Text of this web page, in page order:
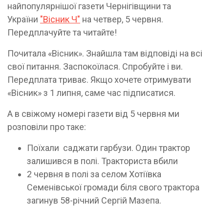
найпопулярнішої газети Чернігівщини та
України "Вісник Ч" на четвер, 5 червня.
Передплачуйте та читайте!
Почитала «Вісник». Знайшла там відповіді на всі
свої питання. Заспокоїлася. Спробуйте і ви.
Передплата триває. Якщо хочете отримувати
«Вісник» з 1 липня, саме час підписатися.
А в свіжому номері газети від 5 червня ми
розповіли про таке:
Поїхали саджати гарбузи. Один трактор
залишився в полі. Тракториста вбили
2 червня в полі за селом Хотіївка
Семенівської громади біля свого трактора
загинув 58-річний Сергій Мазепа.